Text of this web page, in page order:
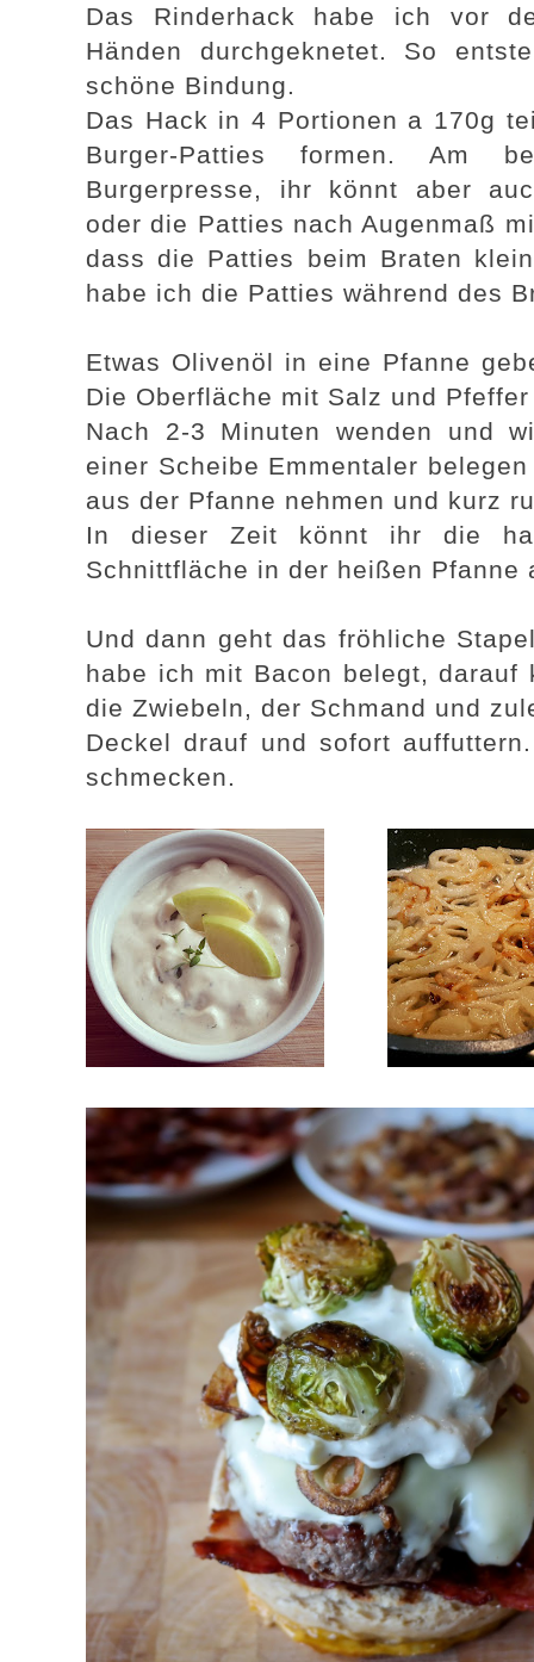
Das Rinderhack habe ich vor
Händen durchgeknetet. So
schöne Bindung.
Das Hack in 4 Portionen a 170g
Burger-Patties formen. Am
Burgerpresse, ihr könnt aber
oder die Patties nach Augenmaß
dass die Patties beim Braten
habe ich die Patties während des
Etwas Olivenöl in eine Pfanne
Die Oberfläche mit Salz und
Nach 2-3 Minuten wenden und
einer Scheibe Emmentaler
aus der Pfanne nehmen und kurz
In dieser Zeit könnt ihr die
Schnittfläche in der heißen Pfanne
Und dann geht das fröhliche
habe ich mit Bacon belegt,
die Zwiebeln, der Schmand und
Deckel drauf und sofort
schmecken.